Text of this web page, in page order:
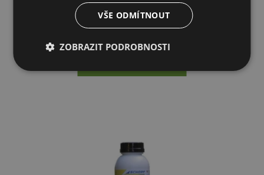
839 Kč
VŠE ODMÍTNOUT
ZOBRAZIT PODROBNOSTI